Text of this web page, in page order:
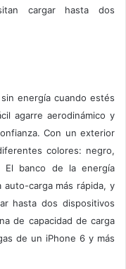
cargar hasta dos
energía cuando estés
agarre aerodinámico y
Con un exterior
colores: negro,
El banco de la energía
auto-carga más rápida, y
hasta dos dispositivos
de capacidad de carga
de un iPhone 6 y más